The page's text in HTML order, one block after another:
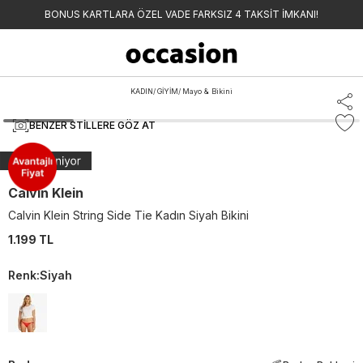
BONUS KARTLARA ÖZEL VADE FARKSIZ 4 TAKSİT İMKANI!
KADIN/GİYİM/ Mayo & Bikini
BENZER STILLERE GÖZ AT
Calvin Klein
Calvin Klein String Side Tie Kadın Siyah Bikini
1.199 TL
Renk:Siyah